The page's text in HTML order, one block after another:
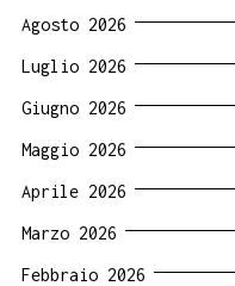
Agosto 2026
Luglio 2026
Giugno 2026
Maggio 2026
Aprile 2026
Marzo 2026
Febbraio 2026